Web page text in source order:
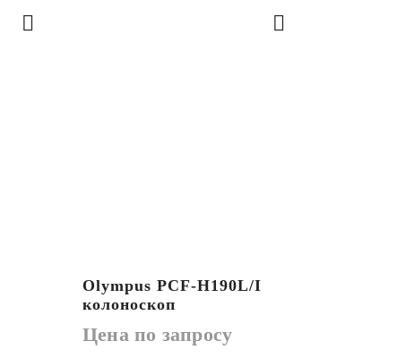
Olympus PCF-H190L/I
колоноскоп
Цена по запросу